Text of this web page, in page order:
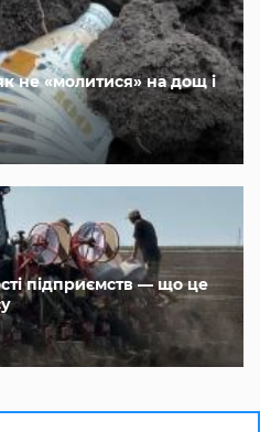
не «молитися» на дощ і
підприємств — що це